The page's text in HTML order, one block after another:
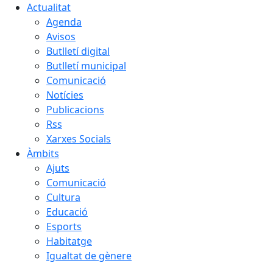
Actualitat
Agenda
Avisos
Butlletí digital
Butlletí municipal
Comunicació
Notícies
Publicacions
Rss
Xarxes Socials
Àmbits
Ajuts
Comunicació
Cultura
Educació
Esports
Habitatge
Igualtat de gènere